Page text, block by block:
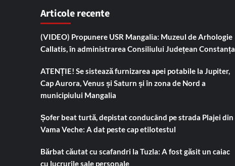
Articole recente
(VIDEO) Propunere USR Mangalia: Muzeul de Arhologie
Callatis, în administrarea Consiliului Județean Constanța
ATENȚIE! Se sistează furnizarea apei potabile la Jupiter,
Cap Aurora, Venus și Saturn și în zona de Nord a
municipiului Mangalia
Șofer beat turtă, depistat conducând pe strada Plajei din
Vama Veche: A dat peste cap etilotestul
Bărbat căutat cu scafandri la Tuzla: A fost găsit un caiac
cu lucrurile sale personale